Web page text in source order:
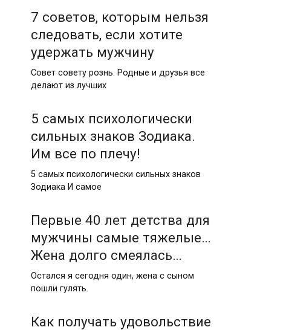
7 советов, которым нельзя
следовать, если хотите
удержать мужчину
Совет совету рознь. Родные и друзья все
делают из лучших
5 самых психологически
сильных знаков Зодиака.
Им все по плечу!
5 самых психологически сильных знаков
Зодиака И самое
Первые 40 лет детства для
мужчины самые тяжелые…
Жена долго смеялась…
Остался я сегодня один, жена с сыном
пошли гулять.
Как получать удовольствие